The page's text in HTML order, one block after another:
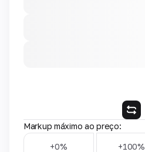
Markup máximo ao preço:
+0% +100%